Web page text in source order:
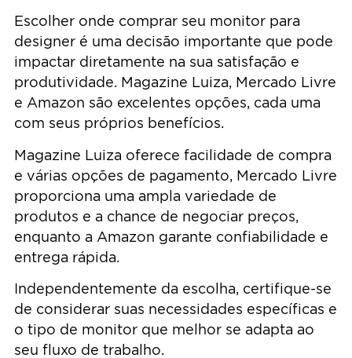
Escolher onde comprar seu monitor para
designer é uma decisão importante que pode
impactar diretamente na sua satisfação e
produtividade. Magazine Luiza, Mercado Livre
e Amazon são excelentes opções, cada uma
com seus próprios benefícios.
Magazine Luiza oferece facilidade de compra
e várias opções de pagamento, Mercado Livre
proporciona uma ampla variedade de
produtos e a chance de negociar preços,
enquanto a Amazon garante confiabilidade e
entrega rápida.
Independentemente da escolha, certifique-se
de considerar suas necessidades específicas e
o tipo de monitor que melhor se adapta ao
seu fluxo de trabalho.